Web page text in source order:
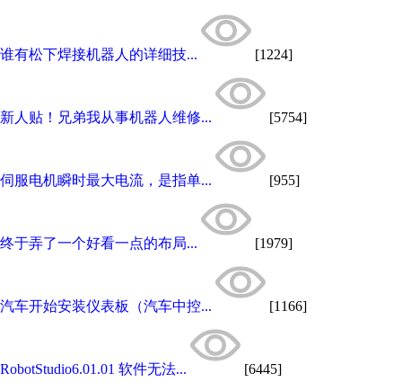
谁有松下焊接机器人的详细技... [1224]
新人贴！兄弟我从事机器人维修... [5754]
伺服电机瞬时最大电流，是指单... [955]
终于弄了一个好看一点的布局... [1979]
汽车开始安装仪表板（汽车中控... [1166]
RobotStudio6.01.01 软件无法... [6445]